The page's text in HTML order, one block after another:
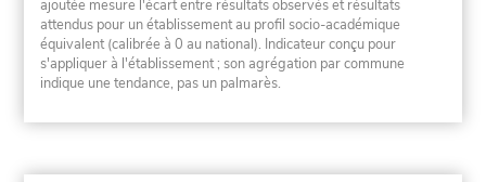
ajoutée mesure l'écart entre résultats observés et résultats
attendus pour un établissement au profil socio-académique
équivalent (calibrée à 0 au national). Indicateur conçu pour
s'appliquer à l'établissement ; son agrégation par commune
indique une tendance, pas un palmarès.